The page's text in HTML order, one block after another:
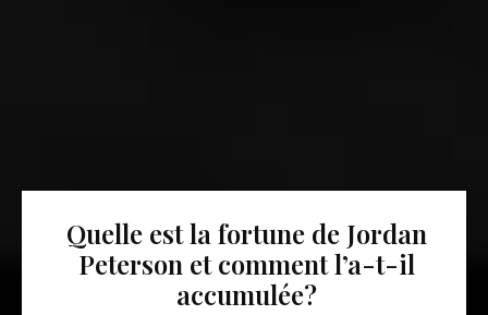
Quelle est la fortune de Jordan
Peterson et comment l’a-t-il
accumulée?